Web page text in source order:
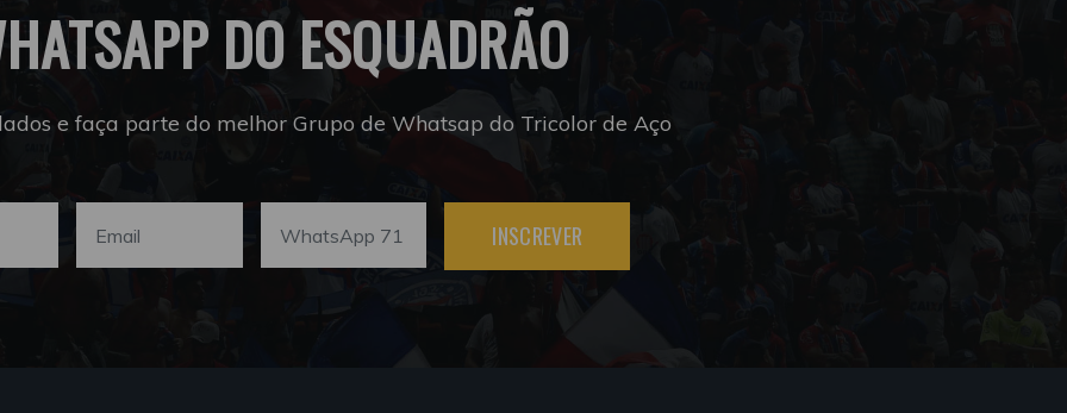
DO ESQUADRÃO
e faça parte do melhor Grupo de Whatsap do Tricolor de Aço
INSCREVER